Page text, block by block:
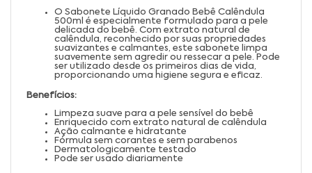
O Sabonete Líquido Granado Bebê Calêndula
500ml é especialmente formulado para a pele
delicada do bebê. Com extrato natural de
calêndula, reconhecido por suas propriedades
suavizantes e calmantes, este sabonete limpa
suavemente sem agredir ou ressecar a pele. Pode
ser utilizado desde os primeiros dias de vida,
proporcionando uma higiene segura e eficaz.
Benefícios:
Limpeza suave para a pele sensível do bebê
Enriquecido com extrato natural de calêndula
Ação calmante e hidratante
Fórmula sem corantes e sem parabenos
Dermatologicamente testado
Pode ser usado diariamente